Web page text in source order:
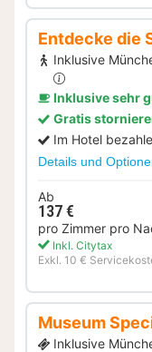
Entdecke die
Inklusive
Inklusive sehr
Gratis
Im Hotel
Details und
Ab
137 €
pro Zimmer pro
Inkl. Citytax
Exkl. 10 €
Museum
Inklusive